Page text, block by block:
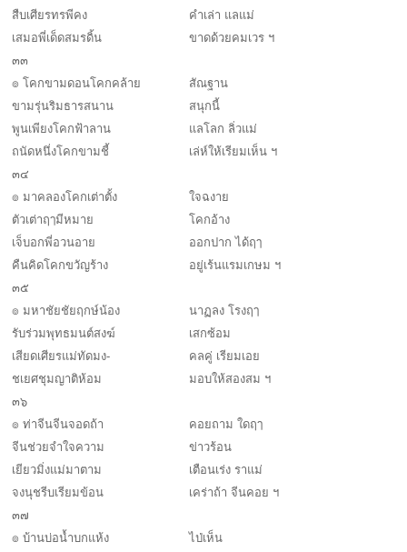
สืบเศียรทรพีคง
คำเล่า แลแม่
เสมอพี่เด็ดสมรดิ้น
ขาดด้วยคมเวร ฯ
๓๓
๏ โคกขามดอนโคกคล้าย
สัณฐาน
ขามรุ่นริมธารสนาน
สนุกนี้
พูนเพียงโคกฟ้าลาน
แลโลก ลิ่วแม่
ถนัดหนึ่งโคกขามชี้
เล่ห์ให้เรียมเห็น ฯ
๓๔
๏ มาคลองโคกเต่าตั้ง
ใจฉงาย
ตัวเต่าฤๅมีหมาย
โคกอ้าง
เจ็บอกพี่อวนอาย
ออกปาก ได้ฤๅ
คืนคิดโคกขวัญร้าง
อยู่เร้นแรมเกษม ฯ
๓๕
๏ มหาชัยชัยฤกษ์น้อง
นาฏลง โรงฤๅ
รับร่วมพุทธมนต์สงฆ์
เสกซ้อม
เสียดเศียรแม่ทัดมง-
คลคู่ เรียมเอย
ชเยศชุมญาติห้อม
มอบให้สองสม ฯ
๓๖
๏ ท่าจีนจีนจอดถ้า
คอยถาม ใดฤๅ
จีนช่วยจำใจความ
ข่าวร้อน
เยียวมิ่งแม่มาตาม
เตือนเร่ง ราแม่
จงนุชรีบเรียมข้อน
เคร่าถ้า จีนคอย ฯ
๓๗
๏ บ้านบ่อน้ำบกแห้ง
ไป่เห็น